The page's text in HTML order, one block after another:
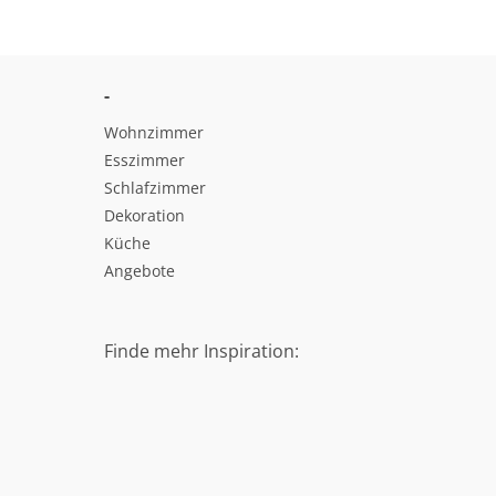
-
Wohnzimmer
Esszimmer
Schlafzimmer
Dekoration
Küche
Angebote
Finde mehr Inspiration: